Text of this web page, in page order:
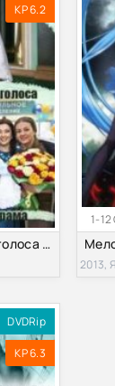
KP 6.2
Мелодия на два голоса (2015)
1-
2013,
DVDRip
KP 6.3